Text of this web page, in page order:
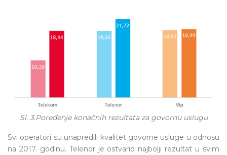
Sl. 3.Poređenje konačnih rezultata za govornu uslugu
Svi operatori su unapredili kvalitet govorne usluge u odnosu
na 2017. godinu. Telenor je ostvario najbolji rezultat u svim